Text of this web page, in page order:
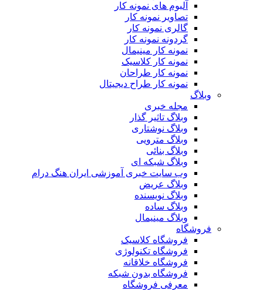
آلبوم های نمونه کار
تصاویر نمونه کار
گالری نمونه کار
گردونه نمونه کار
نمونه کار مینیمال
نمونه کار کلاسیک
نمونه کار طراحان
نمونه کار طراح دیجیتال
وبلاگ
مجله خبری
وبلاگ تاثیر گذار
وبلاگ نوشتاری
وبلاگ مترویی
وبلاگ بنائی
وبلاگ شبکه ای
وب سایت خبری آموزشی ایران هنگ درام
وبلاگ عریض
وبلاگ نویسنده
وبلاگ ساده
وبلاگ مینیمال
فروشگاه
فروشگاه کلاسیک
فروشگاه تکنولوژی
فروشگاه خلاقانه
فروشگاه بدون شبکه
معرفی فروشگاه